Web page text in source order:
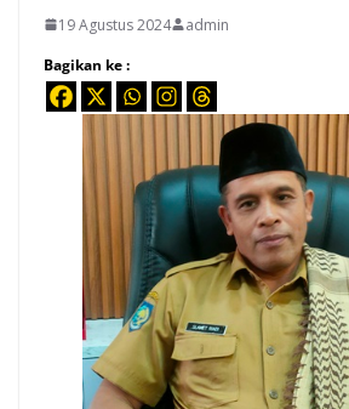
19 Agustus 2024
admin
Bagikan ke :